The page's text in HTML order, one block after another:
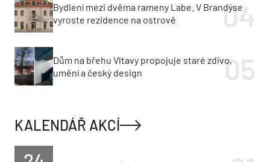
Bydlení mezi dvěma rameny Labe. V Brandýse
vyroste rezidence na ostrově
Dům na břehu Vltavy propojuje staré zdivo,
umění a český design
KALENDÁŘ AKCÍ